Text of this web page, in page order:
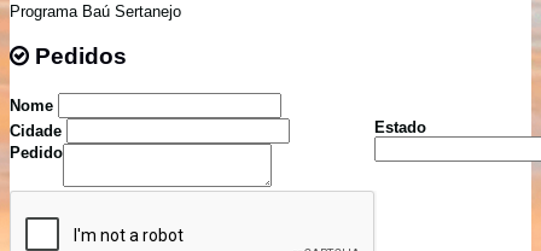
Programa Baú Sertanejo
Pedidos
Nome
Cidade
Estado
Pedido